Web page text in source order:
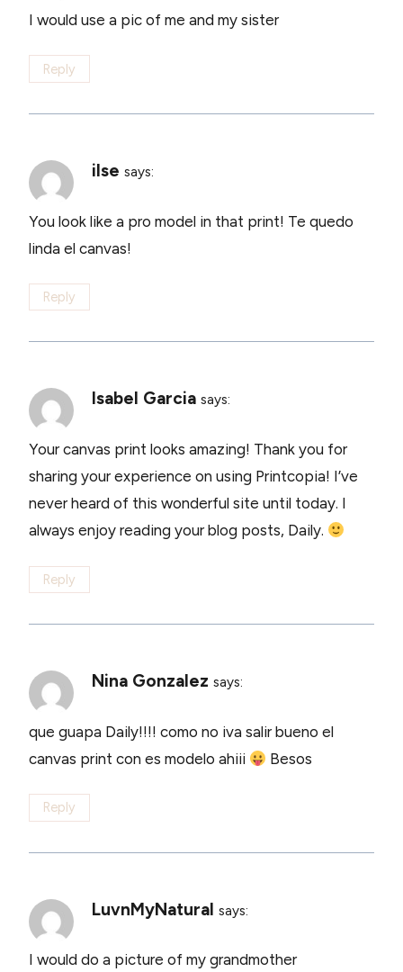
I would use a pic of me and my sister
Reply
ilse says:
You look like a pro model in that print! Te quedo
linda el canvas!
Reply
Isabel Garcia says:
Your canvas print looks amazing! Thank you for
sharing your experience on using Printcopia! I’ve
never heard of this wonderful site until today. I
always enjoy reading your blog posts, Daily.
Reply
Nina Gonzalez says:
que guapa Daily!!!! como no iva salir bueno el
canvas print con es modelo ahiii
Besos
Reply
LuvnMyNatural says:
I would do a picture of my grandmother